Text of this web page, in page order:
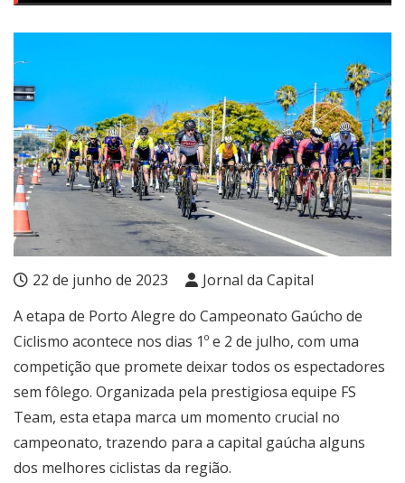
22 de junho de 2023
Jornal da Capital
A etapa de Porto Alegre do Campeonato Gaúcho de
Ciclismo acontece nos dias 1º e 2 de julho, com uma
competição que promete deixar todos os espectadores
sem fôlego. Organizada pela prestigiosa equipe FS
Team, esta etapa marca um momento crucial no
campeonato, trazendo para a capital gaúcha alguns
dos melhores ciclistas da região.